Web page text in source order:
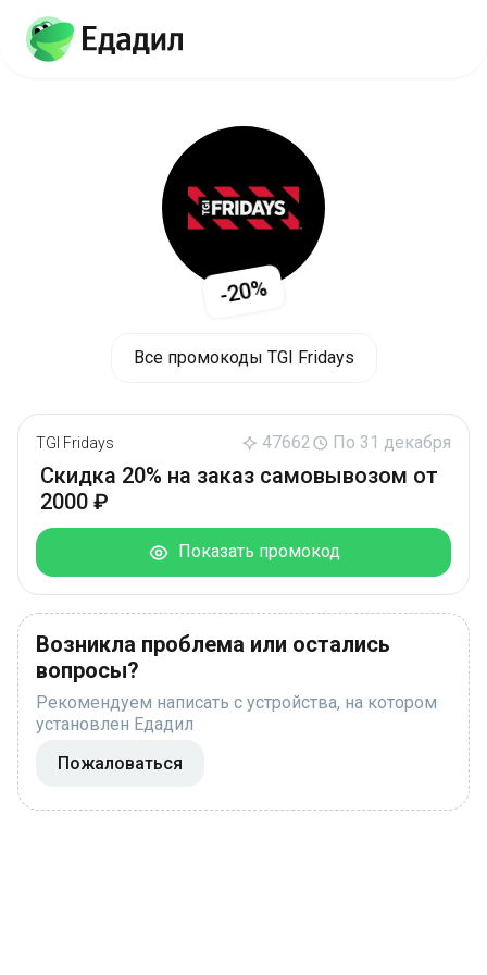
-20%
Все промокоды TGI Fridays
TGI Fridays 47662 По 31 декабря
Cкидка 20% на заказ самовывозом от
2000 ₽
Показать промокод
Возникла проблема или остались
вопросы?
Рекомендуем написать с устройства, на котором
установлен Едадил
Пожаловаться